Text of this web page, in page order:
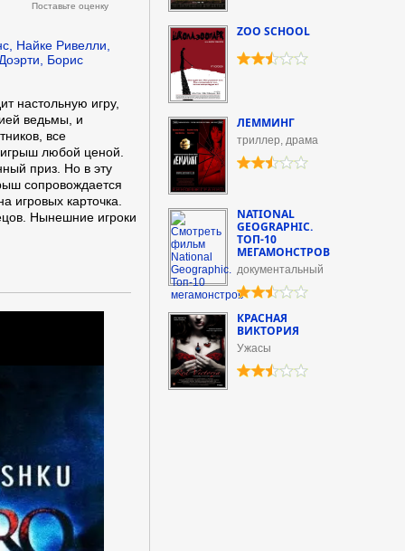
Поставьте оценку
Найке Ривелли,
Борис
настольную игру,
ведьмы, и
все
любой ценой.
приз. Но в эту
сопровождается
игровых карточка.
Нынешние игроки
ZOO SCHOOL
ЛЕММИНГ
триллер, драма
NATIONAL
GEOGRAPHIC.
ТОП-10
МЕГАМОНСТРОВ
документальный
КРАСНАЯ
ВИКТОРИЯ
Ужасы